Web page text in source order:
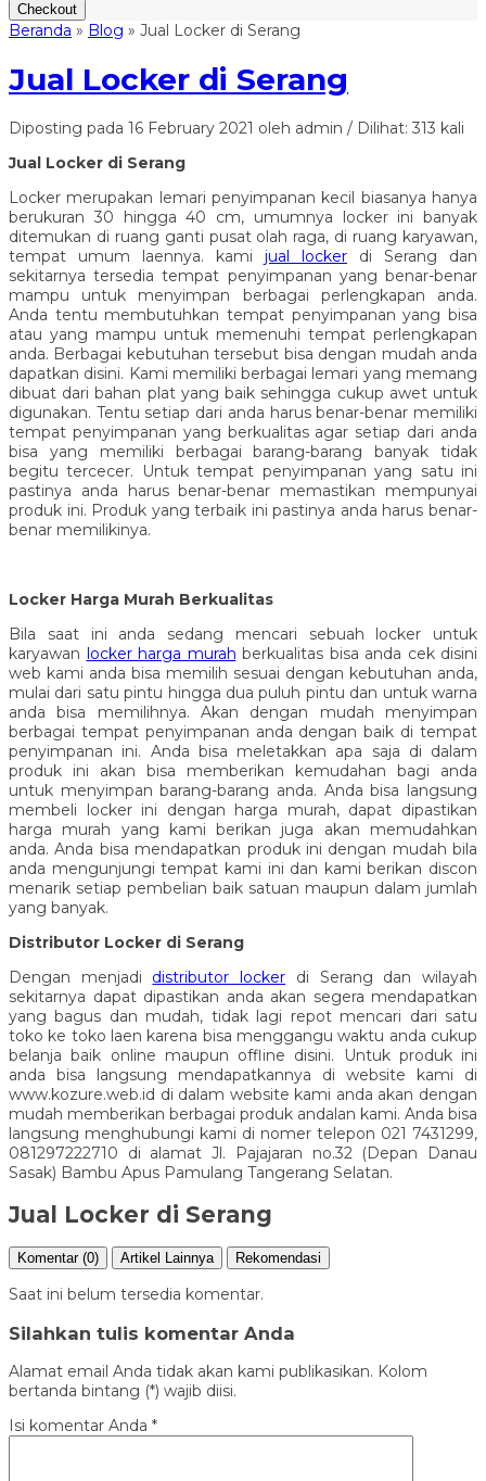
Checkout
Beranda » Blog » Jual Locker di Serang
Jual Locker di Serang
Diposting pada 16 February 2021 oleh admin / Dilihat: 313 kali
Jual Locker di Serang
Locker merupakan lemari penyimpanan kecil biasanya hanya
berukuran 30 hingga 40 cm, umumnya locker ini banyak
ditemukan di ruang ganti pusat olah raga, di ruang karyawan,
tempat umum laennya. kami jual locker di Serang dan
sekitarnya tersedia tempat penyimpanan yang benar-benar
mampu untuk menyimpan berbagai perlengkapan anda.
Anda tentu membutuhkan tempat penyimpanan yang bisa
atau yang mampu untuk memenuhi tempat perlengkapan
anda. Berbagai kebutuhan tersebut bisa dengan mudah anda
dapatkan disini. Kami memiliki berbagai lemari yang memang
dibuat dari bahan plat yang baik sehingga cukup awet untuk
digunakan. Tentu setiap dari anda harus benar-benar memiliki
tempat penyimpanan yang berkualitas agar setiap dari anda
bisa yang memiliki berbagai barang-barang banyak tidak
begitu tercecer. Untuk tempat penyimpanan yang satu ini
pastinya anda harus benar-benar memastikan mempunyai
produk ini. Produk yang terbaik ini pastinya anda harus benar-
benar memilikinya.
Locker Harga Murah Berkualitas
Bila saat ini anda sedang mencari sebuah locker untuk
karyawan locker harga murah berkualitas bisa anda cek disini
web kami anda bisa memilih sesuai dengan kebutuhan anda,
mulai dari satu pintu hingga dua puluh pintu dan untuk warna
anda bisa memilihnya. Akan dengan mudah menyimpan
berbagai tempat penyimpanan anda dengan baik di tempat
penyimpanan ini. Anda bisa meletakkan apa saja di dalam
produk ini akan bisa memberikan kemudahan bagi anda
untuk menyimpan barang-barang anda. Anda bisa langsung
membeli locker ini dengan harga murah, dapat dipastikan
harga murah yang kami berikan juga akan memudahkan
anda. Anda bisa mendapatkan produk ini dengan mudah bila
anda mengunjungi tempat kami ini dan kami berikan discon
menarik setiap pembelian baik satuan maupun dalam jumlah
yang banyak.
Distributor Locker di Serang
Dengan menjadi distributor locker di Serang dan wilayah
sekitarnya dapat dipastikan anda akan segera mendapatkan
yang bagus dan mudah, tidak lagi repot mencari dari satu
toko ke toko laen karena bisa menggangu waktu anda cukup
belanja baik online maupun offline disini. Untuk produk ini
anda bisa langsung mendapatkannya di website kami di
www.kozure.web.id di dalam website kami anda akan dengan
mudah memberikan berbagai produk andalan kami. Anda bisa
langsung menghubungi kami di nomer telepon 021 7431299,
081297222710 di alamat Jl. Pajajaran no.32 (Depan Danau
Sasak) Bambu Apus Pamulang Tangerang Selatan.
Jual Locker di Serang
Komentar (0) Artikel Lainnya Rekomendasi
Saat ini belum tersedia komentar.
Silahkan tulis komentar Anda
Alamat email Anda tidak akan kami publikasikan. Kolom
bertanda bintang (*) wajib diisi.
Isi komentar Anda *